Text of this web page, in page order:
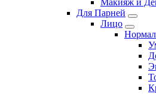
Макияж и
Для Парней
Лицо